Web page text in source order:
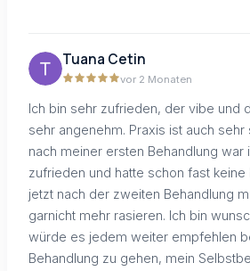
Tuana Cetin
vor 2 Monaten
Ich bin sehr zufrieden, der vibe und
sehr angenehm. Praxis ist auch
nach meiner ersten Behandlung war
zufrieden und hatte schon fast keine
jetzt nach der zweiten Behandlung
garnicht mehr rasieren. Ich bin
würde es jedem weiter empfehlen
Behandlung zu gehen, mein